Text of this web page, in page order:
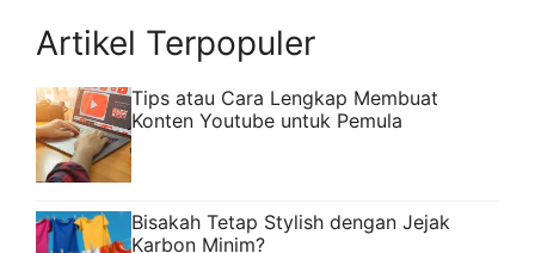
Artikel Terpopuler
Tips atau Cara Lengkap Membuat
Konten Youtube untuk Pemula
Bisakah Tetap Stylish dengan Jejak
Karbon Minim?